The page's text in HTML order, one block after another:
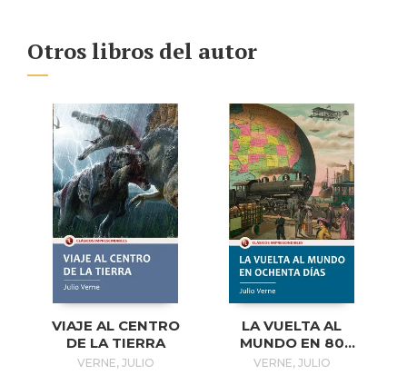
Otros libros del autor
VIAJE AL CENTRO
DE LA TIERRA
VERNE, JULIO
LA VUELTA AL
MUNDO EN 80
DÍAS
VERNE, JULIO